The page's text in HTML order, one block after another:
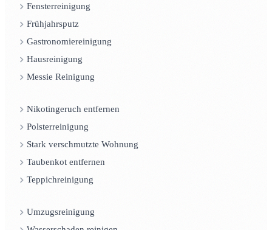
Fensterreinigung
Frühjahrsputz
Gastronomiereinigung
Hausreinigung
Messie Reinigung
Nikotingeruch entfernen
Polsterreinigung
Stark verschmutzte Wohnung
Taubenkot entfernen
Teppichreinigung
Umzugsreinigung